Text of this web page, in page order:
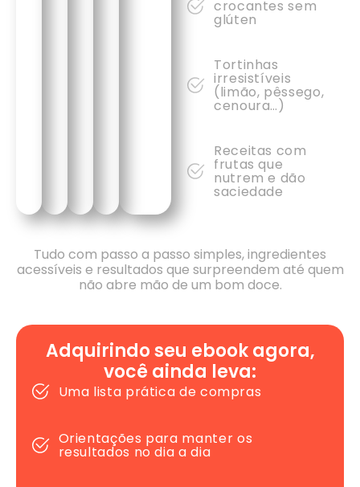
crocantes sem
glúten
Tortinhas
irresistíveis
(limão, pêssego,
cenoura…)
Receitas com
frutas que
nutrem e dão
saciedade
Tudo com passo a passo simples, ingredientes
acessíveis e resultados que surpreendem até quem
não abre mão de um bom doce.
Adquirindo seu ebook agora,
você ainda leva:
Uma lista prática de compras
Orientações para manter os
resultados no dia a dia